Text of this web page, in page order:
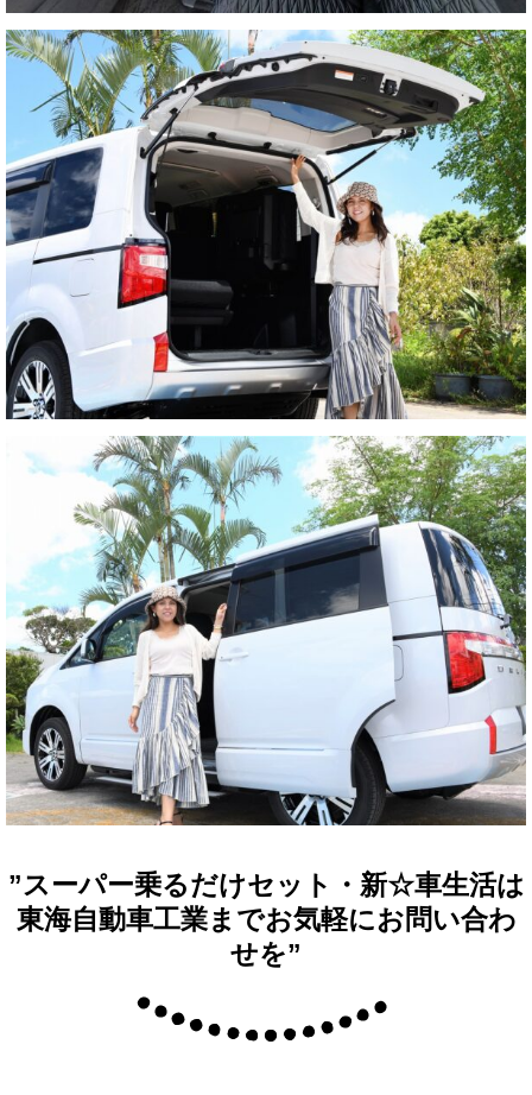
”スーパー乗るだけセット・新☆車生活は
東海自動車工業までお気軽にお問い合わ
せを”